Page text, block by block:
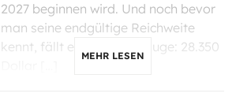
2027 beginnen wird. Und noch bevor
man seine endgültige Reichweite
kennt, fällt eine Zahl ins Auge: 28.350
MEHR LESEN